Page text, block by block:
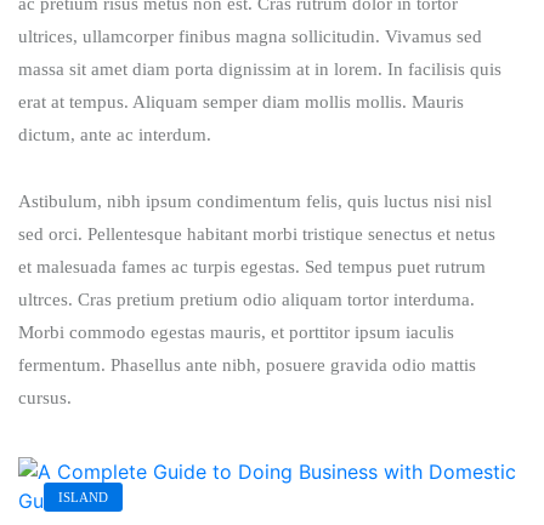
ultrices, ullamcorper finibus magna sollicitudin. Vivamus sed
massa sit amet diam porta dignissim at in lorem. In facilisis quis
erat at tempus. Aliquam semper diam mollis mollis. Mauris
dictum, ante ac interdum.
Astibulum, nibh ipsum condimentum felis, quis luctus nisi nisl
sed orci. Pellentesque habitant morbi tristique senectus et netus
et malesuada fames ac turpis egestas. Sed tempus puet rutrum
ultrces. Cras pretium pretium odio aliquam tortor interduma.
Morbi commodo egestas mauris, et porttitor ipsum iaculis
fermentum. Phasellus ante nibh, posuere gravida odio mattis
cursus.
ISLAND